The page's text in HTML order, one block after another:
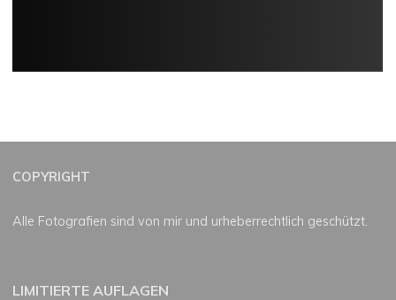
COPYRIGHT
Alle Fotografien sind von mir und urheberrechtlich geschützt.
LIMITIERTE AUFLAGEN